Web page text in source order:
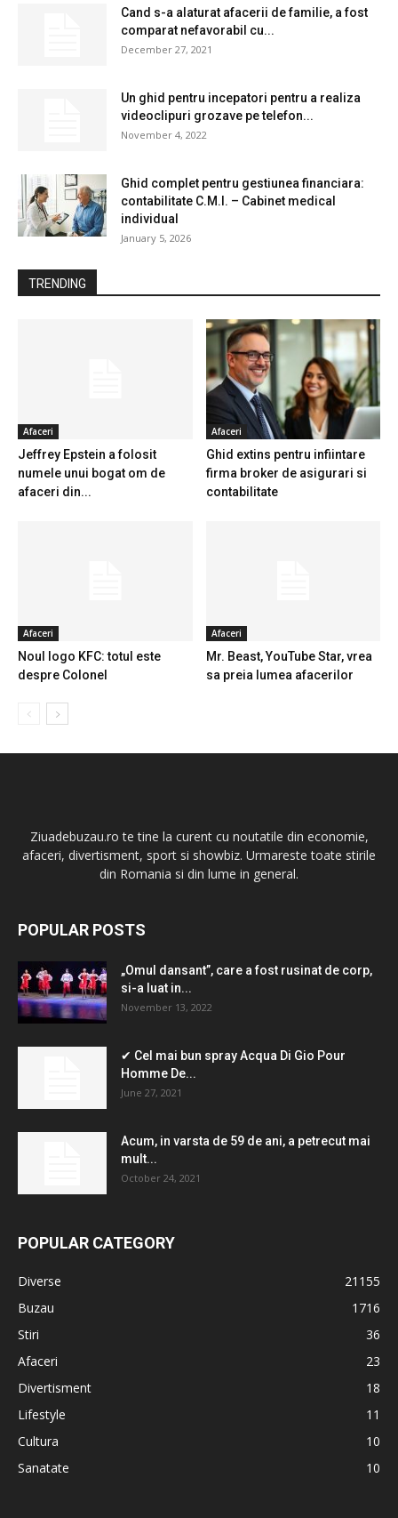
Cand s-a alaturat afacerii de familie, a fost
comparat nefavorabil cu...
December 27, 2021
Un ghid pentru incepatori pentru a realiza
videoclipuri grozave pe telefon...
November 4, 2022
Ghid complet pentru gestiunea financiara:
contabilitate C.M.I. – Cabinet medical
individual
January 5, 2026
TRENDING
Afaceri
Jeffrey Epstein a folosit
numele unui bogat om de
afaceri din...
Afaceri
Ghid extins pentru infiintare
firma broker de asigurari si
contabilitate
Afaceri
Noul logo KFC: totul este
despre Colonel
Afaceri
Mr. Beast, YouTube Star, vrea
sa preia lumea afacerilor
Ziuadebuzau.ro te tine la curent cu noutatile din economie,
afaceri, divertisment, sport si showbiz. Urmareste toate stirile
din Romania si din lume in general.
POPULAR POSTS
„Omul dansant”, care a fost rusinat de corp,
si-a luat in...
November 13, 2022
✔ Cel mai bun spray Acqua Di Gio Pour
Homme De...
June 27, 2021
Acum, in varsta de 59 de ani, a petrecut mai
mult...
October 24, 2021
POPULAR CATEGORY
Diverse
21155
Buzau
1716
Stiri
36
Afaceri
23
Divertisment
18
Lifestyle
11
Cultura
10
Sanatate
10